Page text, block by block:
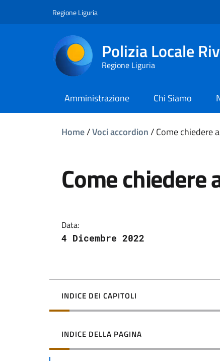
Regione Liguria
Polizia Locale
Regione Liguria
Amministrazione Chi Siamo
Home/Voci accordion/Come chiedere
Come chiedere
Data:
4 Dicembre 2022
INDICE DEI CAPITOLI
INDICE DELLA PAGINA